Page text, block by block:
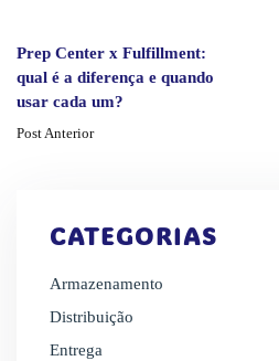
Prep Center x Fulfillment:
qual é a diferença e quando
usar cada um?
Post Anterior
CATEGORIAS
Armazenamento
Distribuição
Entrega